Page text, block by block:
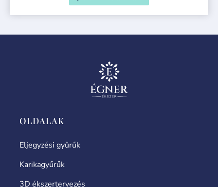
OLDALAK
Eljegyzési gyűrűk
Karikagyűrűk
3D ékszertervezés